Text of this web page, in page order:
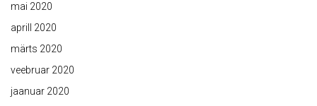
mai 2020
aprill 2020
märts 2020
veebruar 2020
jaanuar 2020